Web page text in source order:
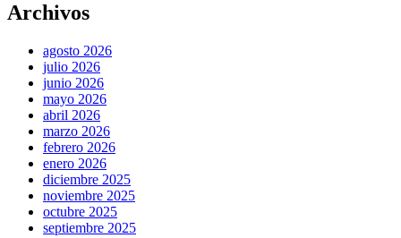
Archivos
agosto 2026
julio 2026
junio 2026
mayo 2026
abril 2026
marzo 2026
febrero 2026
enero 2026
diciembre 2025
noviembre 2025
octubre 2025
septiembre 2025